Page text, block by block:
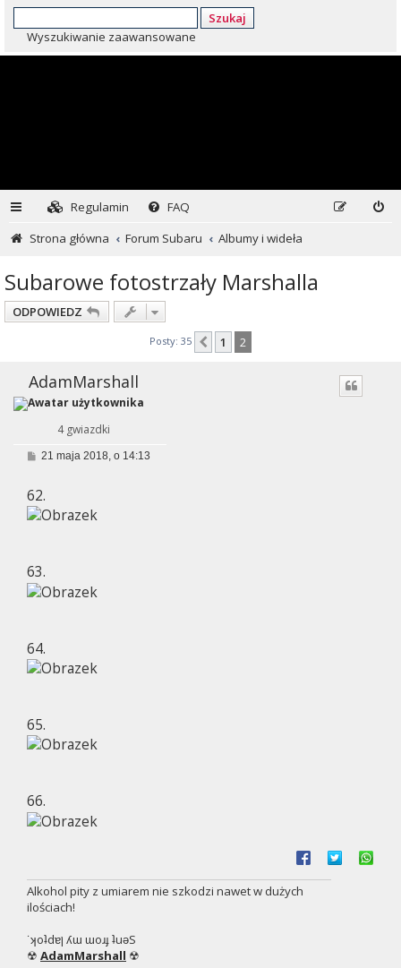
Szukaj
Wyszukiwanie zaawansowane
Regulamin
FAQ
Strona główna
Forum Subaru Albumy i wideła
Subarowe fotostrzały Marshalla
ODPOWIEDZ
Posty: 35 Poprzednia
1 2
AdamMarshall
4 gwiazdki
P
t
21 maja 2018, o 14:13
62.
63.
64.
65.
66.
Alkohol pity z umiarem nie szkodzi nawet w dużych
ilościach!
˙ʞoʇdɐן ʎɯ ɯoɹɟ ʇuǝS
☢ AdamMarshall ☢